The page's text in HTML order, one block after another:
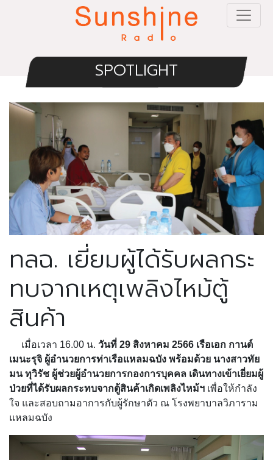
SPOTLIGHT
ทลฉ. เยี่ยมผู้ได้รับผลกระ
ทบจากเหตุเพลิงไหม้ตู้
สินค้า
เมื่อเวลา 16.00 น. วันที่ 29 สิงหาคม 2566 เรือเอก กานต์
เมนะรุจิ ผู้อำนวยการท่าเรือแหลมฉบัง พร้อมด้วย นางสาวทัย
มน ทุวิรัช ผู้ช่วยผู้อำนวยการกองการบุคคล เดินทางเข้าเยี่ยมผู้
ป่วยที่ได้รับผลกระทบจากตู้สินค้าเกิดเพลิงไหม้ฯ เพื่อให้กำลัง
ใจ และสอบถามอาการกับผู้รักษาตัว ณ โรงพยาบาลวิภาราม
แหลมฉบัง